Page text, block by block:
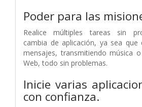
Poder para las
Realice múltiples tareas sin
cambia de aplicación, ya sea que
mensajes, transmitiendo música
Web, todo sin problemas.
Inicie varias
con confianza.